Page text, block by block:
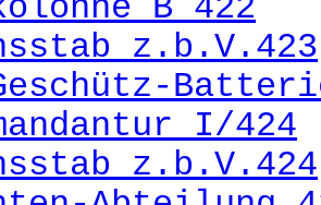
B 422
z.b.V.423
I/424
z.b.V.424